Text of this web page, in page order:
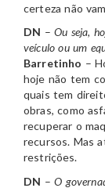
certeza não
DN –Ou seja,
veículo ou um
Barretinho –
hoje não tem
quais tem
obras, como
recuperar o
recursos. Mas
restrições.
DN –O